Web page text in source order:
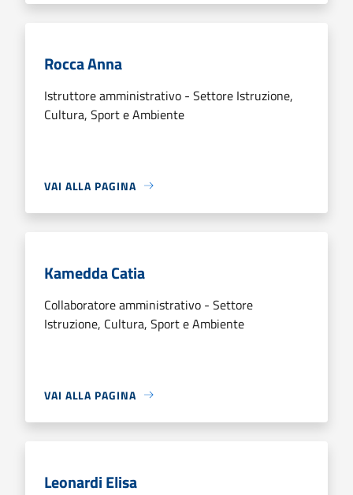
Rocca Anna
Istruttore amministrativo - Settore Istruzione,
Cultura, Sport e Ambiente
VAI ALLA PAGINA
Kamedda Catia
Collaboratore amministrativo - Settore
Istruzione, Cultura, Sport e Ambiente
VAI ALLA PAGINA
Leonardi Elisa